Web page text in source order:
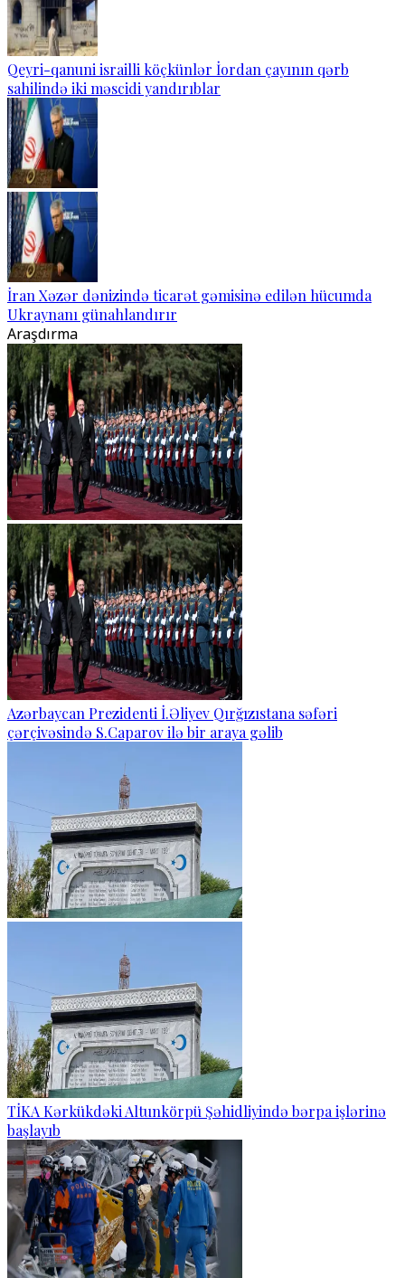
Qeyri-qanuni israilli köçkünlər İordan çayının qərb
sahilində iki məscidi yandırıblar
İran Xəzər dənizində ticarət gəmisinə edilən hücumda
Ukraynanı günahlandırır
Araşdırma
Azərbaycan Prezidenti İ.Əliyev Qırğızıstana səfəri
çərçivəsində S.Caparov ilə bir araya gəlib
TİKA Kərkükdəki Altunkörpü Şəhidliyində bərpa işlərinə
başlayıb